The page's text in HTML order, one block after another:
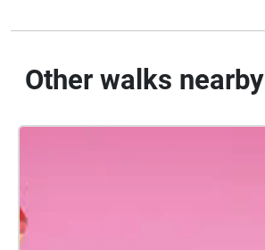
Other walks nearby